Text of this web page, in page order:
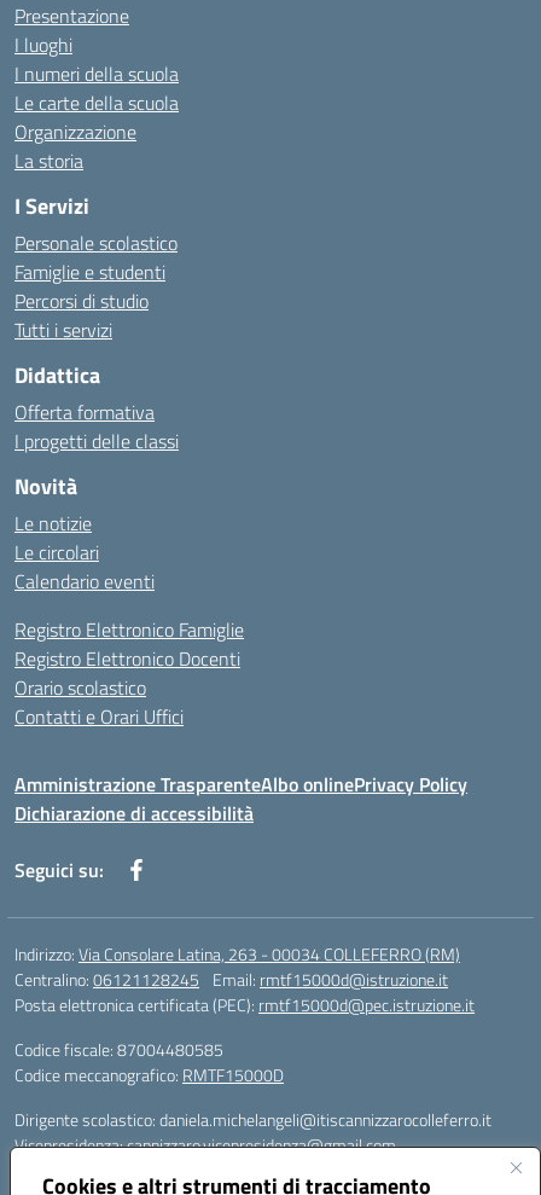
Cookies e altri strumenti di tracciamento
Presentazione
I luoghi
I numeri della scuola
Le carte della scuola
Organizzazione
La storia
I Servizi
Personale scolastico
Famiglie e studenti
Percorsi di studio
Tutti i servizi
Didattica
Offerta formativa
I progetti delle classi
Novità
Le notizie
Le circolari
Calendario eventi
Registro Elettronico Famiglie
Registro Elettronico Docenti
Orario scolastico
Contatti e Orari Uffici
Amministrazione TrasparenteAlbo onlinePrivacy Policy
Dichiarazione di accessibilità
Seguici su:
Indirizzo:Via Consolare Latina, 263 - 00034 COLLEFERRO (RM)
Centralino:06121128245 Email: rmtf15000d@istruzione.it
Posta elettronica certificata (PEC): rmtf15000d@pec.istruzione.it
Codice fiscale: 87004480585
Codice meccanografico: RMTF15000D
Dirigente scolastico: daniela.michelangeli@itiscannizzarocolleferro.it
Vicepresidenza: cannizzaro.vicepresidenza@gmail.com